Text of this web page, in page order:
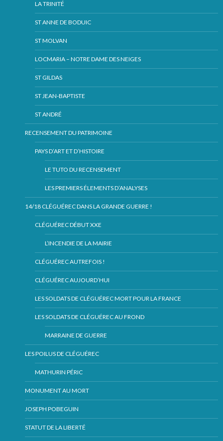
LA TRINITÉ
ST ANNE DE BODUIC
ST MOLVAN
LOCMARIA – NOTRE DAME DES NEIGES
ST GILDAS
ST JEAN-BAPTISTE
ST ANDRÉ
RECENSEMENT DU PATRIMOINE
PAYS D’ART ET D’HISTOIRE
LE TUTO DU RECENSEMENT
LES PREMIERS ÉLEMENTS D’ANALYSES
14/18 CLÉGUÉREC DANS LA GRANDE GUERRE !
CLÉGUÉREC DÉBUT XXE
L’INCENDIE DE LA MAIRIE
CLÉGUÉREC AUTREFOIS !
CLÉGUÉREC AUJOURD’HUI
LES SOLDATS DE CLÉGUÉREC MORT POUR LA FRANCE
LES SOLDATS DE CLÉGUÉREC AU FROND
MARRAINE DE GUERRE
LES POILUS DE CLÉGUÉREC
MATHURIN PÉRIC
MONUMENT AU MORT
JOSEPH POBEGUIN
STATUT DE LA LIBERTÉ